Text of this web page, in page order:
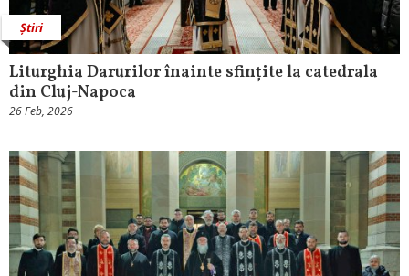
Știri
Liturghia Darurilor înainte sfințite la catedrala
din Cluj-Napoca
26 Feb, 2026